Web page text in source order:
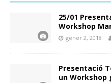
25/01
Workshop
gener 2, 2018
Presentació
un